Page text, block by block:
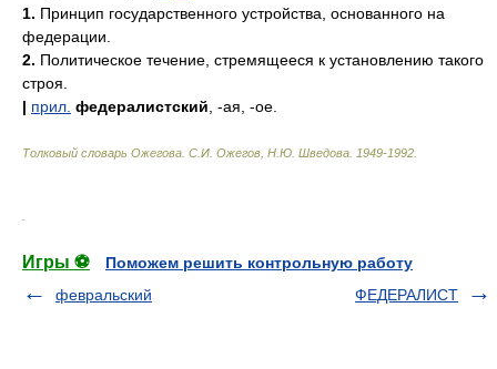
1. Принцип государственного устройства, основанного на
федерации.
2. Политическое течение, стремящееся к установлению такого
строя.
| прил. федералистский , -ая, -ое.
Толковый словарь Ожегова С.И. Ожегов, Н.Ю. Шведова. 1949-1992
Игры ⚽
Поможем решить контрольную работу
февральский
ФЕДЕРАЛИСТ